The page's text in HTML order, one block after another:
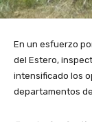
En un esfuerzo
del Estero,
intensificado los
departamentos